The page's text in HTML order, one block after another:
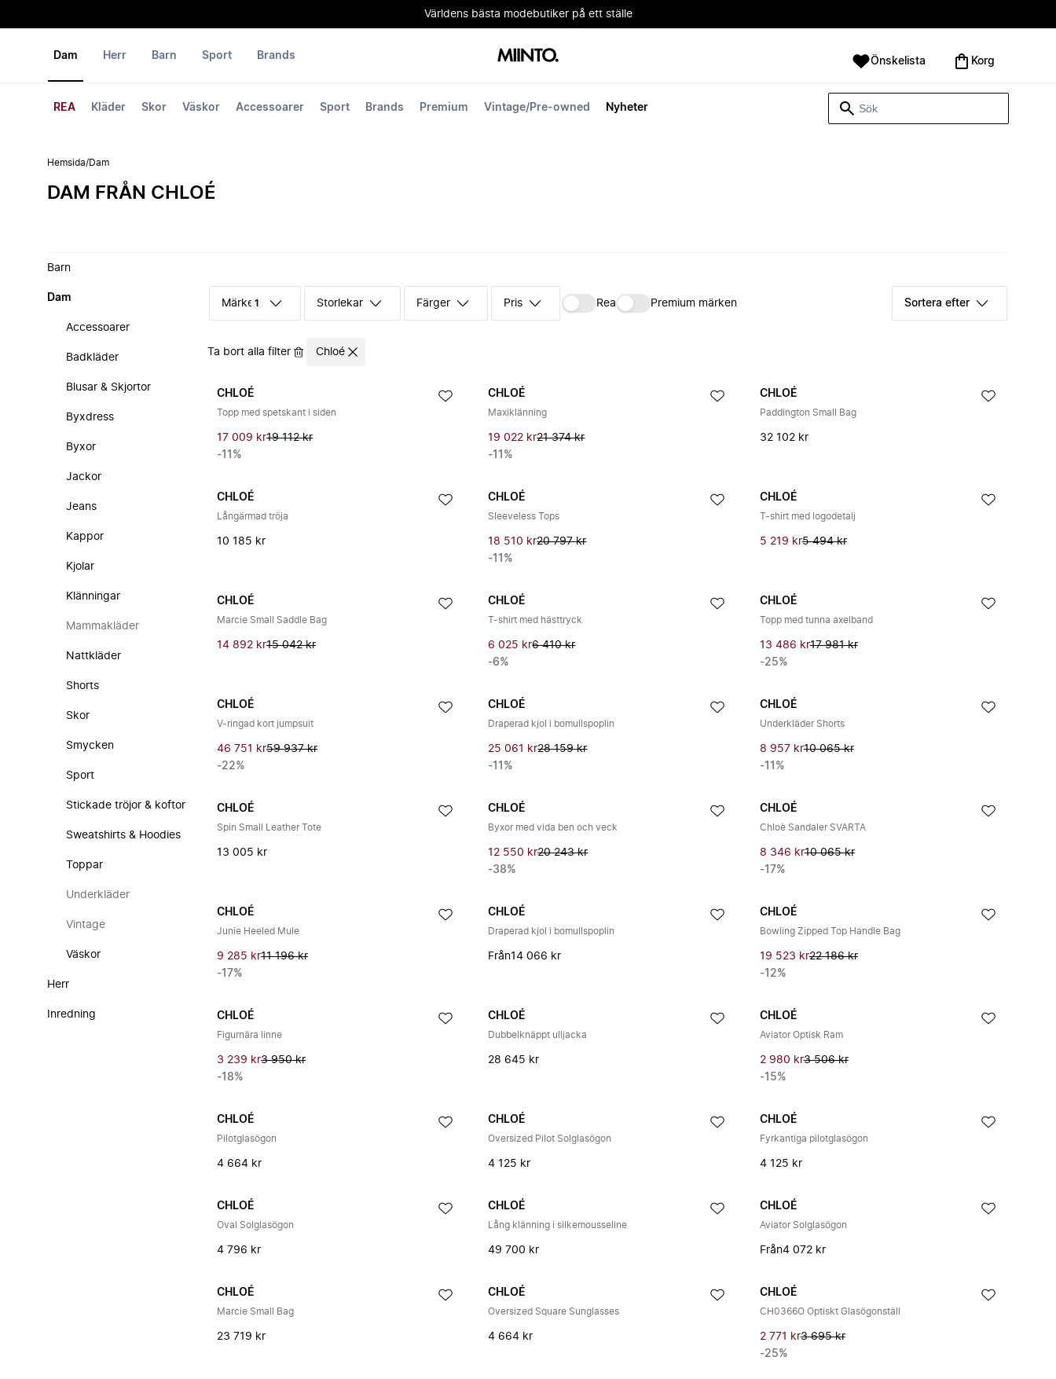
Världens bästa modebutiker på ett ställe
Dam
REA Kläder Skor Väskor Accessoarer Sport Brands Premium Vintage/Pre-owned Nyheter
Herr Barn Sport Brands Önskelista Korg
Hemsida/Dam
DAM FRÅN CHLOÉ
Barn
Dam
Accessoarer
Badkläder
Blusar & Skjortor
Byxdress
Byxor
Jackor
Jeans
Kappor
Kjolar
Klänningar
Mammakläder
Nattkläder
Shorts
Skor
Smycken
Sport
Stickade tröjor & koftor
Sweatshirts & Hoodies
Toppar
Underkläder
Vintage
Väskor
Herr
Inredning
Märke 1 Storlekar Färger Pris Rea Premium märken Sortera efter
Ta bort alla filter Chloé
CHLOÉ
Topp med spetskant i siden
17 009 kr19 112 kr
-11%
CHLOÉ
Maxiklänning
19 022 kr21 374 kr
-11%
CHLOÉ
Paddington Small Bag
32 102 kr
CHLOÉ
Långärmad tröja
10 185 kr
CHLOÉ
Sleeveless Tops
18 510 kr20 797 kr
-11%
CHLOÉ
T-shirt med logodetalj
5 219 kr5 494 kr
CHLOÉ
Marcie Small Saddle Bag
14 892 kr15 042 kr
CHLOÉ
T-shirt med hästtryck
6 025 kr6 410 kr
-6%
CHLOÉ
Topp med tunna axelband
13 486 kr17 981 kr
-25%
CHLOÉ
V-ringad kort jumpsuit
46 751 kr59 937 kr
-22%
CHLOÉ
Draperad kjol i bomullspoplin
25 061 kr28 159 kr
-11%
CHLOÉ
Underkläder Shorts
8 957 kr10 065 kr
-11%
CHLOÉ
Spin Small Leather Tote
13 005 kr
CHLOÉ
Byxor med vida ben och veck
12 550 kr20 243 kr
-38%
CHLOÉ
Chloè Sandaler SVARTA
8 346 kr10 065 kr
-17%
CHLOÉ
Junie Heeled Mule
9 285 kr11 196 kr
-17%
CHLOÉ
Draperad kjol i bomullspoplin
Från14 066 kr
CHLOÉ
Bowling Zipped Top Handle Bag
19 523 kr22 186 kr
-12%
CHLOÉ
Figurnära linne
3 239 kr3 950 kr
-18%
CHLOÉ
Dubbelknäppt ulljacka
28 645 kr
CHLOÉ
Aviator Optisk Ram
2 980 kr3 506 kr
-15%
CHLOÉ
Pilotglasögon
4 664 kr
CHLOÉ
Oversized Pilot Solglasögon
4 125 kr
CHLOÉ
Fyrkantiga pilotglasögon
4 125 kr
CHLOÉ
Oval Solglasögon
4 796 kr
CHLOÉ
Lång klänning i silkemousseline
49 700 kr
CHLOÉ
Aviator Solglasögon
Från4 072 kr
CHLOÉ
Marcie Small Bag
23 719 kr
CHLOÉ
Oversized Square Sunglasses
4 664 kr
CHLOÉ
CH0366O Optiskt Glasögonställ
2 771 kr3 695 kr
-25%